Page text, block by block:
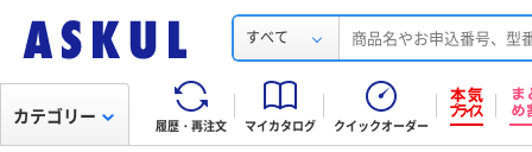
すべて
履歴・再注文 マイカタログ クイックオーダー
カテゴリー